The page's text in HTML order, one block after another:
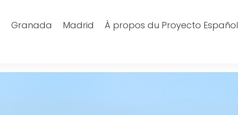
Granada Madrid À propos du Proyecto Español